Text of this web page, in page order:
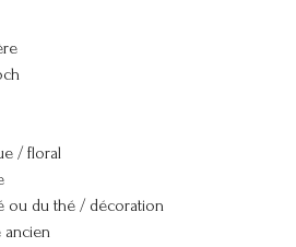
/ floral
ou du thé / décoration
ancien